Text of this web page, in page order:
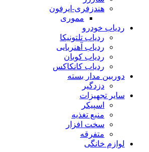
هندزفری-ایرفون
مموری
ردیاب خودرو
ردیاب تلتونیکا
ردیاب آهنربایی
ردیاب کوبان
ردیاب کانکاکس
دوربین مدار بسته
دزدگیر
سایر تجهیزات
اسپیکر
منبع تغذیه
سخت افزار
متفرقه
لوازم خانگی